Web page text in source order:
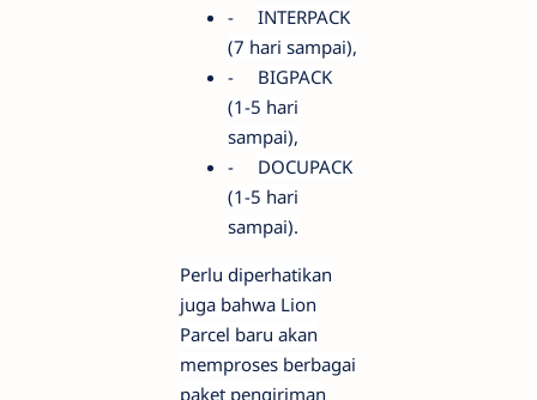
-
INTERPACK
(7 hari sampai),
-
BIGPACK
(1-5 hari
sampai),
-
DOCUPACK
(1-5 hari
sampai).
Perlu diperhatikan
juga bahwa Lion
Parcel baru akan
memproses berbagai
paket pengiriman